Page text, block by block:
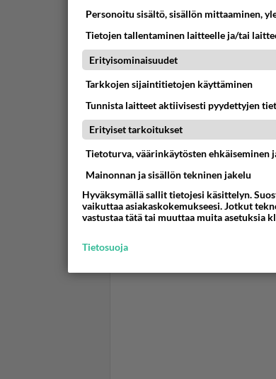
Saldo ei kulu puheluita
latauksesta.
Vaan jos ei tee sitä
muutaman kuukauden.
Personoitu sisältö, sisällön mittaaminen,
Tietojen tallentaminen laitteelle ja/tai
Erityisominaisuudet
Tarkkojen sijaintitietojen käyttäminen
Tunnista laitteet aktiivisesti pyydettyjen
Erityiset tarkoitukset
Tietoturva, väärinkäytösten ehkäiseminen
Mainonnan ja sisällön tekninen jakelu
Hyväksymällä sallit tietojesi käsittelyn.
vaikuttaa asiakaskokemukseesi. Jotkut
vastustaa tätä tai muuttaa muita asetuksia
Tietosuoja